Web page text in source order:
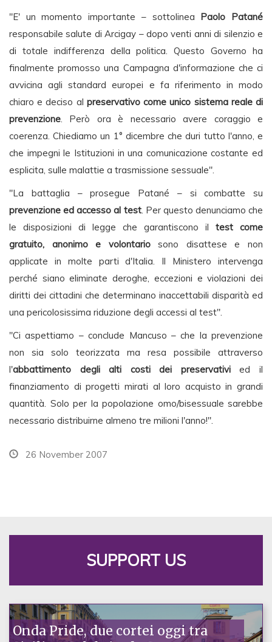
"E' un momento importante – sottolinea Paolo Patané
responsabile salute di Arcigay – dopo venti anni di silenzio e
di totale indifferenza della politica. Questo Governo ha
finalmente promosso una Campagna d'informazione che ci
avvicina agli standard europei e fa riferimento in modo
chiaro e deciso al preservativo come unico sistema reale di
prevenzione. Però ora è necessario avere coraggio e
coerenza. Chiediamo un 1° dicembre che duri tutto l'anno, e
che impegni le Istituzioni in una comunicazione costante ed
esplicita, sulle malattie a trasmissione sessuale".
"La battaglia – prosegue Patané – si combatte su
prevenzione ed accesso al test. Per questo denunciamo che
le disposizioni di legge che garantiscono il test come
gratuito, anonimo e volontariosono disattese e non
applicate in molte parti d'Italia. Il Ministero intervenga
perché siano eliminate deroghe, eccezioni e violazioni dei
diritti dei cittadini che determinano inaccettabili disparità ed
una pericolosissima riduzione degli accessi al test".
"Ci aspettiamo – conclude Mancuso – che la prevenzione
non sia solo teorizzata ma resa possibile attraverso
l'abbattimento degli alti costi dei preservativied il
finanziamento di progetti mirati al loro acquisto in grandi
quantità. Solo per la popolazione omo/bisessuale sarebbe
necessario distribuirne almeno tre milioni l'anno!".
26 November 2007
SUPPORT US
Onda Pride, due cortei oggi tra